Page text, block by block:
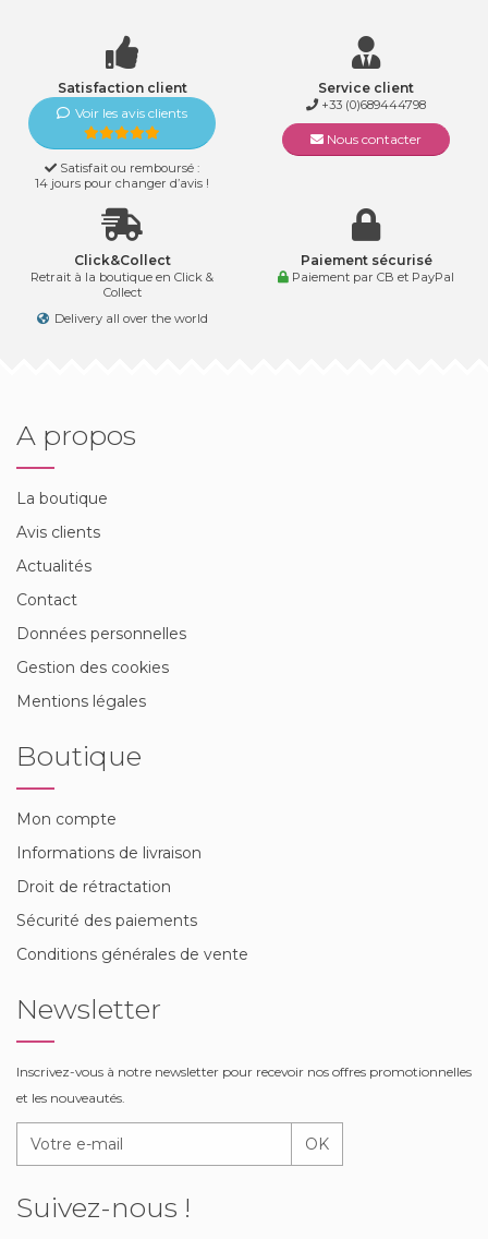
Satisfaction client
Voir les avis clients
Satisfait ou remboursé :
14 jours pour changer d’avis !
Service client
+33 (0)689444798
Nous contacter
Click&Collect
Retrait à la boutique en Click &
Collect
Delivery all over the world
Paiement sécurisé
Paiement par CB et PayPal
A propos
La boutique
Avis clients
Actualités
Contact
Données personnelles
Gestion des cookies
Mentions légales
Boutique
Mon compte
Informations de livraison
Droit de rétractation
Sécurité des paiements
Conditions générales de vente
Newsletter
Inscrivez-vous à notre newsletter pour recevoir nos offres promotionnelles
et les nouveautés.
OK
Suivez-nous !